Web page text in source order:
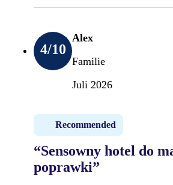
4/10
Alex
Familie
Juli 2026
Recommended
“Sensowny hotel do
poprawki”